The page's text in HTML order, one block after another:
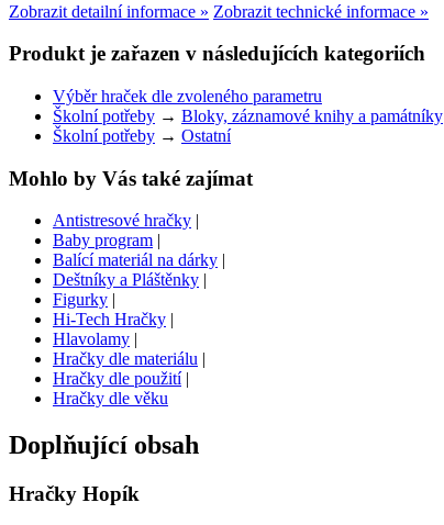
Zobrazit detailní informace » Zobrazit technické informace »
Produkt je zařazen v následujících kategoriích
Výběr hraček dle zvoleného parametru
Školní potřeby → Bloky, záznamové knihy a památníky
Školní potřeby → Ostatní
Mohlo by Vás také zajímat
Antistresové hračky |
Baby program |
Balící materiál na dárky |
Deštníky a Pláštěnky |
Figurky |
Hi-Tech Hračky |
Hlavolamy |
Hračky dle materiálu |
Hračky dle použití|
Hračky dle věku
Doplňující obsah
Hračky Hopík